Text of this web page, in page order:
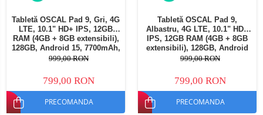
Tabletă OSCAL Pad 9, Gri, 4G
LTE, 10.1" HD+ IPS, 12GB
RAM (4GB + 8GB extensibili),
128GB, Android 15, 7700mAh,
Dual SIM
999,00 RON
799,00 RON
PRECOMANDA
Tabletă OSCAL Pad 9,
Albastru, 4G LTE, 10.1" HD+
IPS, 12GB RAM (4GB + 8GB
extensibili), 128GB, Android
15, 7700mAh, Dual SIM
999,00 RON
799,00 RON
PRECOMANDA